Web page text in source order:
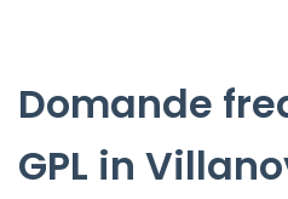
Domande
GPL in